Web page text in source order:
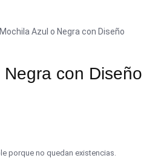
Azul o Negra con Diseño
con Diseño
porque no quedan existencias.